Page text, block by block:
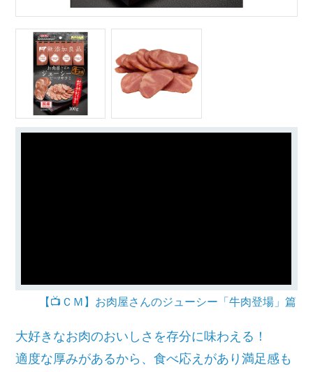
【📺ＣＭ】お肉屋さんのジューシー「牛肉登場」篇
大好きなお肉のおいしさを存分に味わえる！
適度な厚みがあるから、食べ応えがあり満足感も